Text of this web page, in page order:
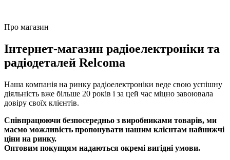
Про магазин
Інтернет-магазин радіоелектроніки та
радіодеталей Relcoma
Наша компанія на ринку радіоелектроніки веде свою успішну
діяльність вже більше 20 років і за цей час міцно завоювала
довіру своїх клієнтів.
Співпрацюючи безпосередньо з виробниками товарів, ми
маємо можливість пропонувати нашим клієнтам найнижчі
ціни на ринку.
Оптовим покупцям надаються окремі вигідні умови.